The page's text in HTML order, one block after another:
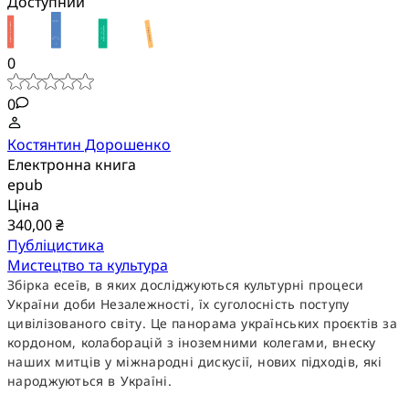
0
0
Костянтин Дорошенко
Електронна книга
epub
Ціна
340,00 ₴
Публіцистика
Мистецтво та культура
Збірка есеїв, в яких досліджуються культурні процеси
України доби Незалежності, їх суголосність поступу
цивілізованого світу. Це панорама українських проєктів за
кордоном, колаборацій з іноземними колегами, внеску
наших митців у міжнародні дискусії, нових підходів, які
народжуються в Україні.